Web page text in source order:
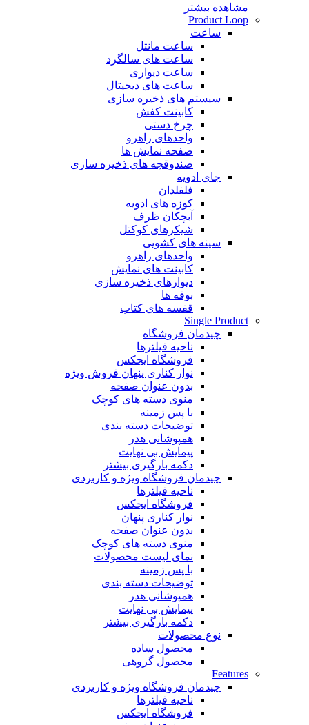
مشاهده بیشتر
Product Loop
ساعت
ساعت مانتل
ساعت های سالگرد
ساعت دیواری
ساعت های دیجیتال
سیستم های ذخیره سازی
کابینت کفش
چرخ دستی
واحدهای راهرو
صفحه نمایش ها
صندوقچه های ذخیره سازی
جای ادویه
فلفلدان
کوزه های ادویه
آبچکان ظرف
شیکرهای کوکتل
سینه های کشویی
واحدهای راهرو
کابینت های نمایش
دیوارهای ذخیره سازی
بوفه ها
قفسه های کتاب
Single Product
چیدمان فروشگاه
ناحیه فیلترها
فروشگاه ایجکس
نوار کناری پنهان فروش ویژه
بدون عنوان صفحه
منوی دسته های کوچک
با پس زمینه
توضیحات دسته بندی
همپوشانی هدر
پیمایش بی نهایت
دکمه بارگیری بیشتر
چیدمان فروشگاه ویژه و کاربردی
ناحیه فیلترها
فروشگاه ایجکس
نوار کناری پنهان
بدون عنوان صفحه
منوی دسته های کوچک
نمای لیست محصولات
با پس زمینه
توضیحات دسته بندی
همپوشانی هدر
پیمایش بی نهایت
دکمه بارگیری بیشتر
نوع محصولات
محصول ساده
محصول گروهی
Features
چیدمان فروشگاه ویژه و کاربردی
ناحیه فیلترها
فروشگاه ایجکس